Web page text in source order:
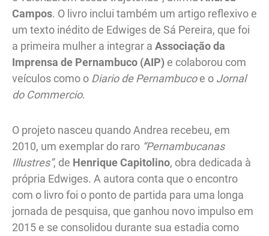
Campos. O livro inclui também um artigo reflexivo e
um texto inédito de Edwiges de Sá Pereira, que foi
a primeira mulher a integrar a Associação da
Imprensa de Pernambuco (AIP) e colaborou com
veículos como o Diario de Pernambucoe o Jornal
do Commercio.
O projeto nasceu quando Andrea recebeu, em
2010, um exemplar do raro “Pernambucanas
Illustres”, de Henrique Capitolino, obra dedicada à
própria Edwiges. A autora conta que o encontro
com o livro foi o ponto de partida para uma longa
jornada de pesquisa, que ganhou novo impulso em
2015 e se consolidou durante sua estadia como